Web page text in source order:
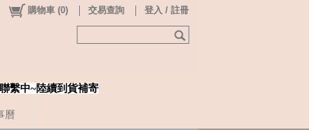
曆
購物車 (0) 交易查詢 登入 / 註冊
繫中~陸續到貨補寄